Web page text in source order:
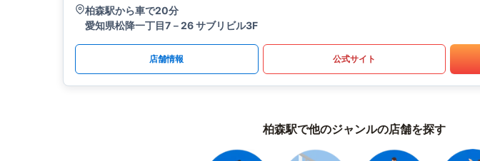
柏森駅から車で20分
愛知県松降一丁目7－26 サブリビル3F
店舗情報 公式サイト
柏森駅で他のジャンルの店舗を探す